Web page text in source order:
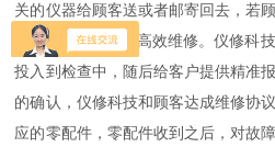
关的仪器给顾客送或者邮寄回去，若
仪修科技随即投入高效维修。仪修科
投入到检查中，随后给客户提供精准
的确认，仪修科技和顾客达成维修协
应的零配件，零配件收到之后，对故